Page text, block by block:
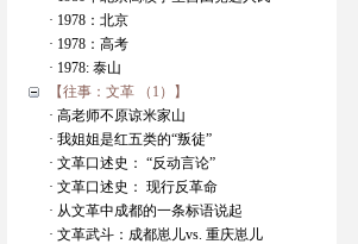
· 1978：北京
· 1978：高考
· 1978: 泰山
【往事：文革 （1）】
· 高老师不原谅米家山
· 我姐姐是红五类的“叛徒”
· 文革口述史： “反动言论”
· 文革口述史： 现行反革命
· 从文革中成都的一条标语说起
· 文革武斗：成都崽儿vs. 重庆崽儿